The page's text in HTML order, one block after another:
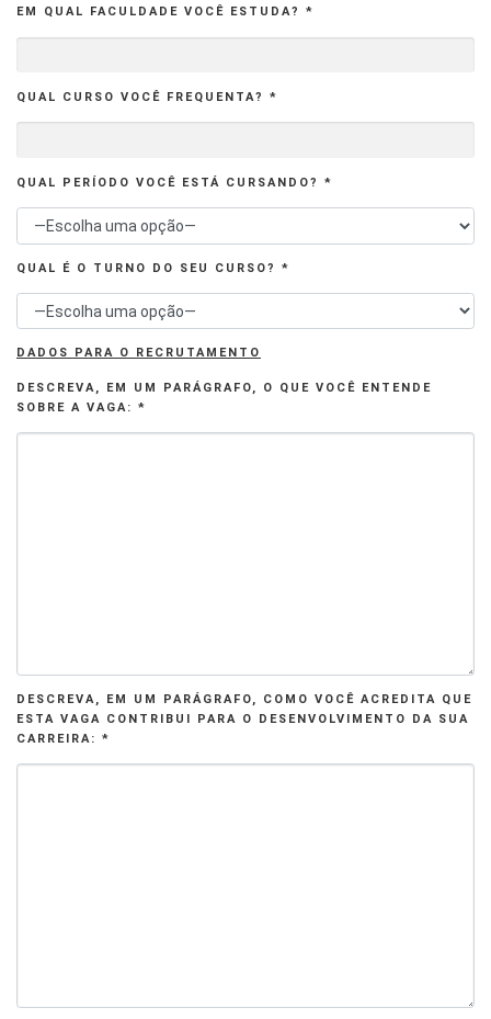
EM QUAL FACULDADE VOCÊ ESTUDA? *
QUAL CURSO VOCÊ FREQUENTA? *
QUAL PERÍODO VOCÊ ESTÁ CURSANDO? *
QUAL É O TURNO DO SEU CURSO? *
DADOS PARA O RECRUTAMENTO
DESCREVA, EM UM PARÁGRAFO, O QUE VOCÊ ENTENDE
SOBRE A VAGA: *
DESCREVA, EM UM PARÁGRAFO, COMO VOCÊ ACREDITA QUE
ESTA VAGA CONTRIBUI PARA O DESENVOLVIMENTO DA SUA
CARREIRA: *